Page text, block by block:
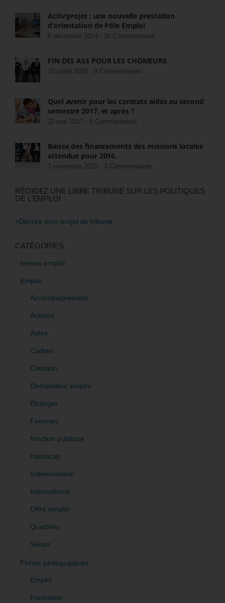
Activ’projet : une nouvelle prestation
d’orientation de Pôle Emploi
5 décembre 2014 - 26 Commentaires
FIN DES ASS POUR LES CHÔMEURS
15 juillet 2018 - 8 Commentaires
Quel avenir pour les contrats aidés au second
semestre 2017, et après ?
22 mai 2017 - 5 Commentaires
Baisse des financements des missions locales
attendue pour 2016.
3 novembre 2015 - 3 Commentaires
RÉDIGEZ UNE LIBRE TRIBUNE SUR LES POLITIQUES
DE L’EMPLOI
>Décrire mon projet de tribune
CATÉGORIES
brèves emploi
Emploi
Accompagnement
Acteurs
Aides
Cadres
Création
Demandeur emploi
Etranger
Femmes
fonction publique
Handicap
Indemnisation
International
Offre emploi
Quartiers
Sénior
Fiches pédagogiques
Emploi
Formation